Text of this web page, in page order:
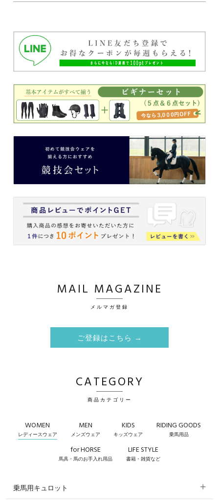
MAIL MAGAZINE
メルマガ登録
ご登録はこちら →
CATEGORY
商品カテゴリー
WOMEN
レディースウェア
MEN
メンズウェア
KIDS
キッズウェア
RIDING GOODS
乗馬用品
for HORSE
馬具・馬のお手入れ用品
LIFE STYLE
書籍・雑貨など
乗馬用キュロット